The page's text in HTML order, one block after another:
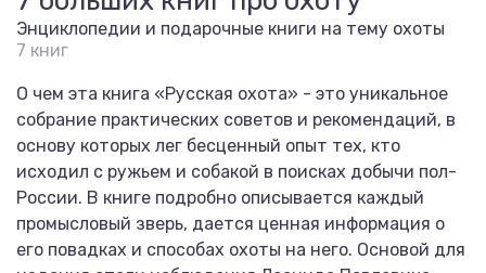
Энциклопедии и подарочные книги на тему охоты
7 книг
О чем эта книга «Русская охота» - это уникальное
собрание практических советов и рекомендаций, в
основу которых лег бесценный опыт тех, кто
исходил с ружьем и собакой в поисках добычи пол-
России. В книге подробно описывается каждый
промысловый зверь, дается ценная информация о
его повадках и способах охоты на него. Основой для